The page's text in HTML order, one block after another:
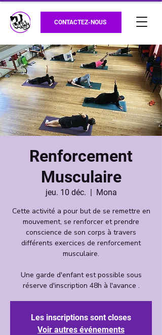
CONTACTEZ-NOUS
Renforcement
Musculaire
jeu. 10 déc.
  |
Mona
Cette activité a pour but de se remettre en
mouvement, se renforcer et prendre
conscience de son corps à travers
différents exercices de renforcement
musculaire.
Une garde d'enfant est possible sous
Les inscriptions sont closes
Voir autres événements